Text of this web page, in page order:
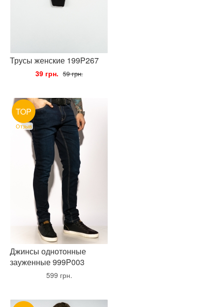
Трусы женские 199P267
39 грн. 59 грн.
TOP
Отзыв
Джинсы однотонные
зауженные 999P003
599 грн.